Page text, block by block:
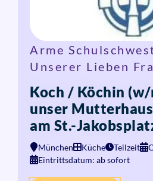
Arme
Unserer Lieben
Koch / Köchin
unser
am St.-
München Küche Teilzeit
Eintrittsdatum: ab sofort